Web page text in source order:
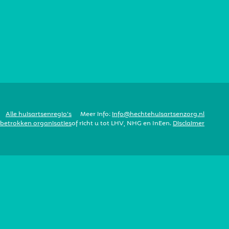
Alle huisartsenregio’s
organisaties
Meer info: info@hechtehuisartsenzorg.nl
of richt u tot LHV, NHG en InEen. Disclaimer